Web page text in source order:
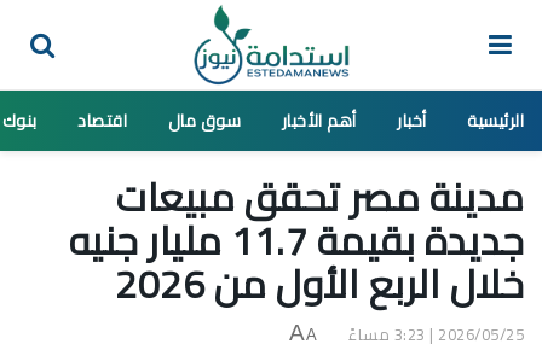
الرئيسية أخبار أهم الأخبار سوق مال اقتصاد بنوك
مدينة مصر تحقق مبيعات
جديدة بقيمة 11.7 مليار جنيه
خلال الربع الأول من 2026
2026/05/25 | 3:23 مساءً A
A